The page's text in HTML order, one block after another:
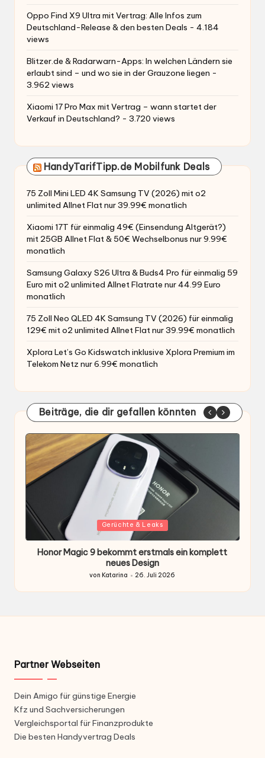
Oppo Find X9 Ultra mit Vertrag: Alle Infos zum
Deutschland-Release & den besten Deals - 4.184
views
Blitzer.de & Radarwarn-Apps: In welchen Ländern sie
erlaubt sind – und wo sie in der Grauzone liegen -
3.962 views
Xiaomi 17 Pro Max mit Vertrag – wann startet der
Verkauf in Deutschland? - 3.720 views
HandyTarifTipp.de Mobilfunk Deals
75 Zoll Mini LED 4K Samsung TV (2026) mit o2
unlimited Allnet Flat nur 39.99€ monatlich
Xiaomi 17T für einmalig 49€ (Einsendung Altgerät?)
mit 25GB Allnet Flat & 50€ Wechselbonus nur 9.99€
monatlich
Samsung Galaxy S26 Ultra & Buds4 Pro für einmalig 59
Euro mit o2 unlimited Allnet Flatrate nur 44.99 Euro
monatlich
75 Zoll Neo QLED 4K Samsung TV (2026) für einmalig
129€ mit o2 unlimited Allnet Flat nur 39.99€ monatlich
Xplora Let’s Go Kidswatch inklusive Xplora Premium im
Telekom Netz nur 6.99€ monatlich
Beiträge, die dir gefallen könnten
Gepostet
Gerüchte & Leaks
Honor Magic 9 bekommt erstmals ein komplett
neues Design
Gepostet
von
von Katarina 26. Juli 2026
Partner Webseiten
Dein Amigo für günstige Energie
Kfz und Sachversicherungen
Vergleichsportal für Finanzprodukte
Die besten Handyvertrag Deals